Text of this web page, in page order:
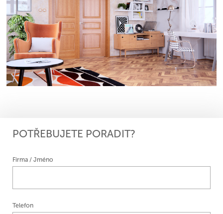
POTŘEBUJETE PORADIT?
Firma / Jméno
Telefon